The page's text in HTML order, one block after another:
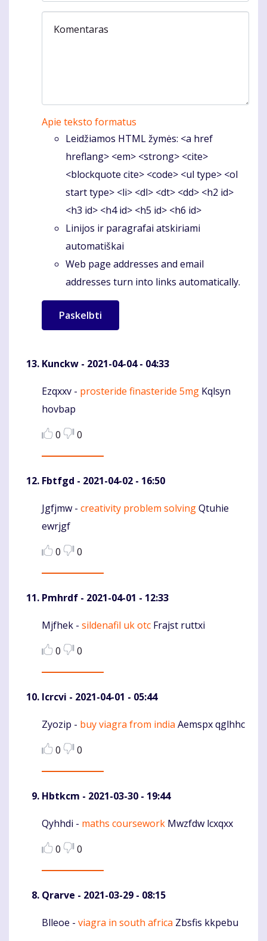
Komentaras
Apie teksto formatus
Leidžiamos HTML žymės: <a href
hreflang> <em> <strong> <cite>
<blockquote cite> <code> <ul type> <ol
start type> <li> <dl> <dt> <dd> <h2 id>
<h3 id> <h4 id> <h5 id> <h6 id>
Linijos ir paragrafai atskiriami
automatiškai
Web page addresses and email
addresses turn into links automatically.
Kunckw - 2021-04-04 - 04:33
Komentaras
Ezqxxv - prosteride finasteride 5mg Kqlsyn
hovbap
0
0
Fbtfgd - 2021-04-02 - 16:50
Komentaras
Jgfjmw - creativity problem solvingQtuhie
ewrjgf
0
0
Pmhrdf - 2021-04-01 - 12:33
Komentaras
Mjfhek - sildenafil uk otc Frajst ruttxi
0
0
Icrcvi - 2021-04-01 - 05:44
Komentaras
Zyozip - buy viagra from india Aemspx qglhhc
0
0
Hbtkcm - 2021-03-30 - 19:44
Komentaras
Qyhhdi - maths coursework Mwzfdw lcxqxx
0
0
Qrarve - 2021-03-29 - 08:15
Komentaras
Blleoe - viagra in south africa Zbsfis kkpebu